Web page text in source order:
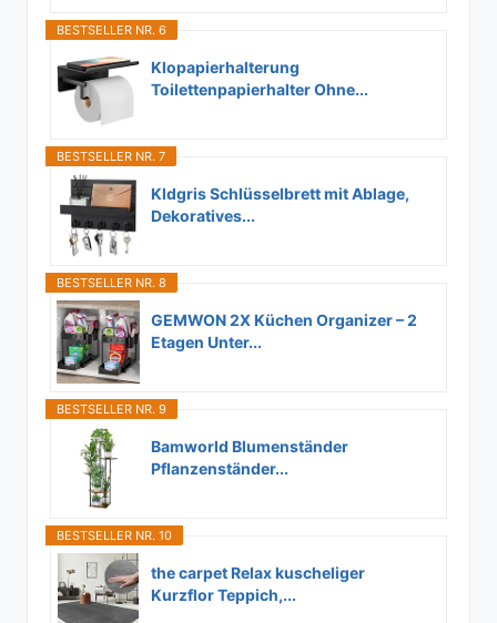
BESTSELLER NR. 6
Klopapierhalterung
Toilettenpapierhalter Ohne...
BESTSELLER NR. 7
Kldgris Schlüsselbrett mit Ablage,
Dekoratives...
BESTSELLER NR. 8
GEMWON 2X Küchen Organizer – 2
Etagen Unter...
BESTSELLER NR. 9
Bamworld Blumenständer
Pflanzenständer...
BESTSELLER NR. 10
the carpet Relax kuscheliger
Kurzflor Teppich,...